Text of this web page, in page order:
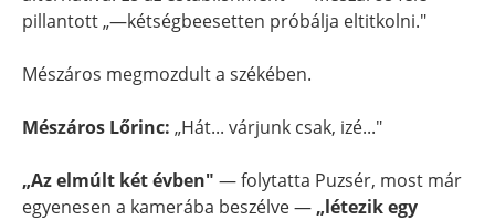
pillantott „—kétségbeesetten próbálja eltitkolni."
Mészáros megmozdult a székében.
Mészáros Lőrinc: „Hát... várjunk csak, izé..."
„Az elmúlt két évben" — folytatta Puzsér, most már
egyenesen a kamerába beszélve — „létezik egy